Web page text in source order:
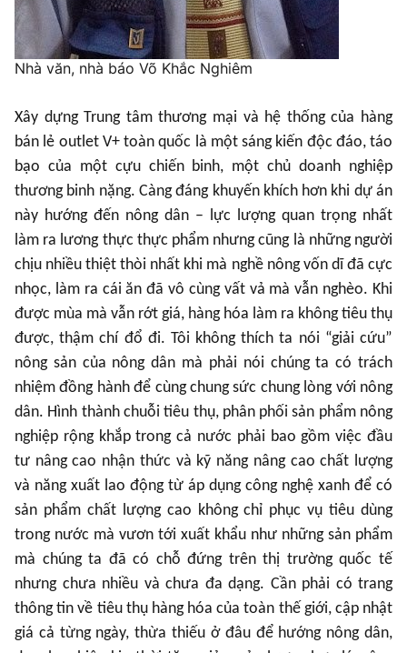
Nhà văn, nhà báo Võ Khắc Nghiêm
Xây dựng Trung tâm thương mại và hệ thống của hàng
bán lẻ outlet V+ toàn quốc là một sáng kiến độc đáo, táo
bạo của một cựu chiến binh, một chủ doanh nghiệp
thương binh nặng. Càng đáng khuyến khích hơn khi dự án
này hướng đến nông dân – lực lượng quan trọng nhất
làm ra lương thực thực phẩm nhưng cũng là những người
chịu nhiều thiệt thòi nhất khi mà nghề nông vốn dĩ đã cực
nhọc, làm ra cái ăn đã vô cùng vất vả mà vẫn nghèo. Khi
được mùa mà vẫn rớt giá, hàng hóa làm ra không tiêu thụ
được, thậm chí đổ đi. Tôi không thích ta nói “giải cứu”
nông sản của nông dân mà phải nói chúng ta có trách
nhiệm đồng hành để cùng chung sức chung lòng với nông
dân. Hình thành chuỗi tiêu thụ, phân phối sản phẩm nông
nghiệp rộng khắp trong cả nước phải bao gồm việc đầu
tư nâng cao nhận thức và kỹ năng nâng cao chất lượng
và năng xuất lao động từ áp dụng công nghệ xanh để có
sản phẩm chất lượng cao không chỉ phục vụ tiêu dùng
trong nước mà vươn tới xuất khẩu như những sản phẩm
mà chúng ta đã có chỗ đứng trên thị trường quốc tế
nhưng chưa nhiều và chưa đa dạng. Cần phải có trang
thông tin về tiêu thụ hàng hóa của toàn thế giới, cập nhật
giá cả từng ngày, thừa thiếu ở đâu để hướng nông dân,